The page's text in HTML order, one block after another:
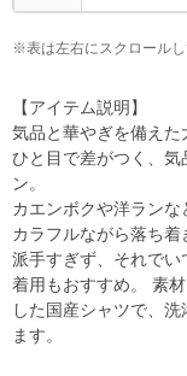
※表は左右にスクロールし
【アイテム説明】
気品と華やぎを備えた
ひと目で差がつく、気
ン。
カエンボクや洋ランな
カラフルながら落ち着
派手すぎず、それで
着用もおすすめ。 素
した国産シャツで、
ます。